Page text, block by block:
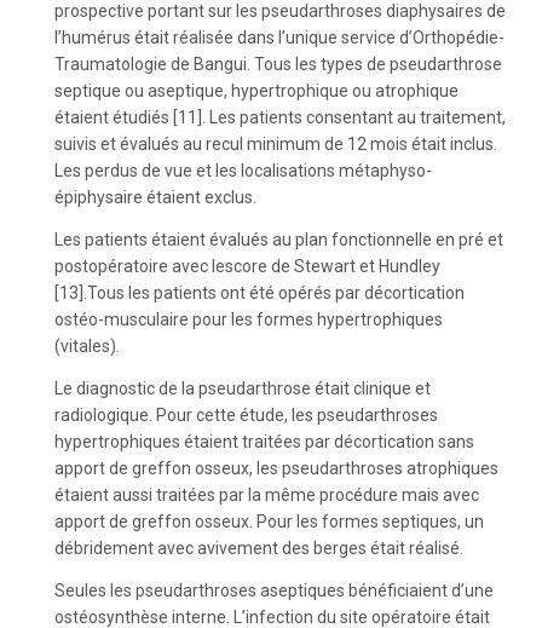
prospective portant sur les pseudarthroses diaphysaires de
l’humérus était réalisée dans l’unique service d’Orthopédie-
Traumatologie de Bangui. Tous les types de pseudarthrose
septique ou aseptique, hypertrophique ou atrophique
étaient étudiés [11]. Les patients consentant au traitement,
suivis et évalués au recul minimum de 12 mois était inclus.
Les perdus de vue et les localisations métaphyso-
épiphysaire étaient exclus.
Les patients étaient évalués au plan fonctionnelle en pré et
postopératoire avec lescore de Stewart et Hundley
[13].Tous les patients ont été opérés par décortication
ostéo-musculaire pour les formes hypertrophiques
(vitales).
Le diagnostic de la pseudarthrose était clinique et
radiologique. Pour cette étude, les pseudarthroses
hypertrophiques étaient traitées par décortication sans
apport de greffon osseux, les pseudarthroses atrophiques
étaient aussi traitées par la même procédure mais avec
apport de greffon osseux. Pour les formes septiques, un
débridement avec avivement des berges était réalisé.
Seules les pseudarthroses aseptiques bénéficiaient d’une
ostéosynthèse interne. L’infection du site opératoire était